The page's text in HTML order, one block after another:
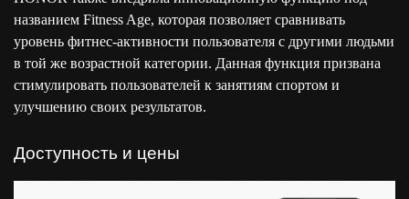
названием Fitness Age, которая позволяет сравнивать
уровень фитнес-активности пользователя с другими людьми
в той же возрастной категории. Данная функция призвана
стимулировать пользователей к занятиям спортом и
улучшению своих результатов.
Доступность и цены